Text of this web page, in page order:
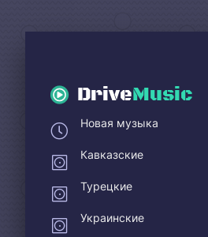
DriveMusic
Новая музыка
Кавказские
Турецкие
Украинские